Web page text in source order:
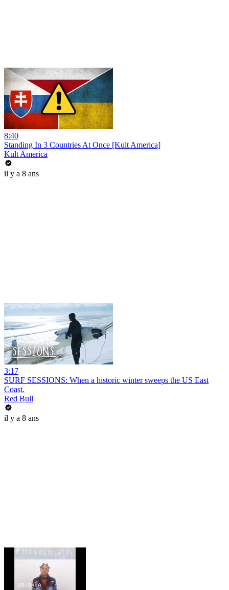
8:40
Standing In 3 Countries At Once [Kult America]
Kult America
il y a 8 ans
3:17
SURF SESSIONS: When a historic winter sweeps the US East
Coast.
Red Bull
il y a 8 ans